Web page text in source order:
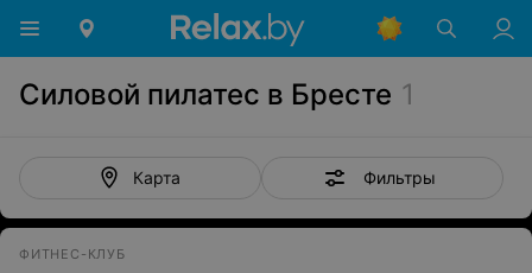
Силовой пилатес в Бресте 1
Карта Фильтры
ФИТНЕС-КЛУБ